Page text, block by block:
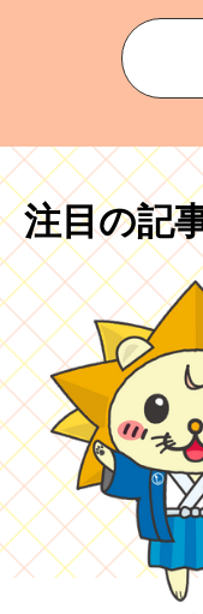
注目の記